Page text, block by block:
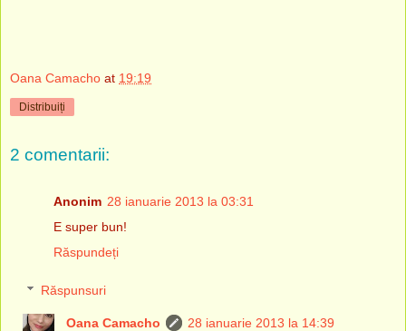
Oana Camacho at 19:19
Distribuiți
2 comentarii:
Anonim 28 ianuarie 2013 la 03:31
E super bun!
Răspundeți
Răspunsuri
Oana Camacho
28 ianuarie 2013 la 14:39